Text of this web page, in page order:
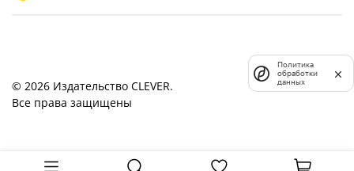
© 2026 Издательство CLEVER.
Все права защищены
Политика
обработки
данных